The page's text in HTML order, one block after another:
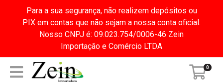
Para a sua segurança, não realizem depósitos ou
PIX em contas que não sejam a nossa conta oficial.
Nosso CNPJ é: 09.023.754/0006-46 Zein
Importação e Comércio LTDA
0